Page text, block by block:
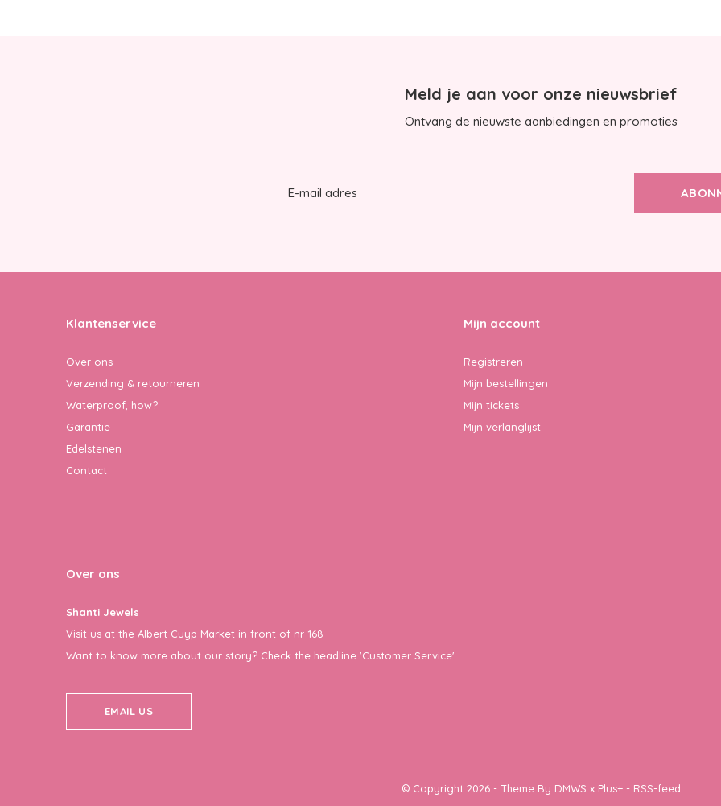
Meld je aan voor onze nieuwsbrief
Ontvang de nieuwste aanbiedingen en promoties
Klantenservice
Over ons
Verzending & retourneren
Waterproof, how?
Garantie
Edelstenen
Contact
Mijn account
Registreren
Mijn bestellingen
Mijn tickets
Mijn verlanglijst
Over ons
Shanti Jewels
Visit us at the Albert Cuyp Market in front of nr 168
Want to know more about our story? Check the headline 'Customer Service'.
EMAIL US
© Copyright 2026- Theme By DMWS x Plus+- RSS-feed